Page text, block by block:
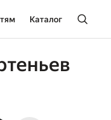
Каталог